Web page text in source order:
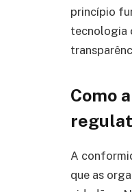
princípio
tecnologia
Como
A
que as